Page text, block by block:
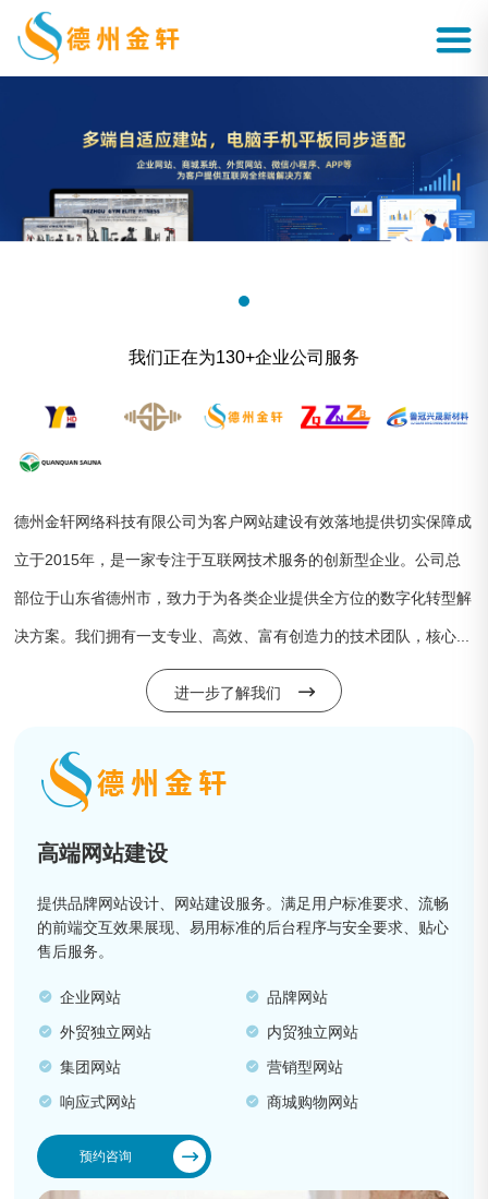
我们正在为130+企业公司服务
德州金轩网络科技有限公司为客户网站建设有效落地提供切实保障成
立于2015年，是一家专注于互联网技术服务的创新型企业。公司总
部位于山东省德州市，致力于为各类企业提供全方位的数字化转型解
决方案。我们拥有一支专业、高效、富有创造力的技术团队，核心...
进一步了解我们
高端网站建设
提供品牌网站设计、网站建设服务。满足用户标准要求、流畅
的前端交互效果展现、易用标准的后台程序与安全要求、贴心
售后服务。
企业网站
品牌网站
外贸独立网站
内贸独立网站
集团网站
营销型网站
响应式网站
商城购物网站
预约咨询